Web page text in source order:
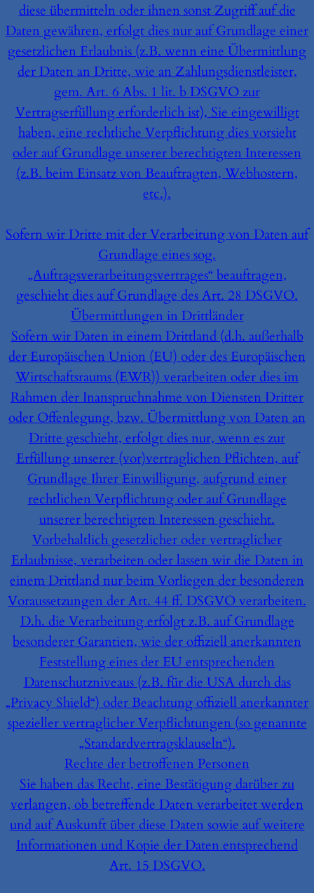
diese übermitteln oder ihnen sonst Zugriff auf die
Daten gewähren, erfolgt dies nur auf Grundlage einer
gesetzlichen Erlaubnis (z.B. wenn eine Übermittlung
der Daten an Dritte, wie an Zahlungsdienstleister,
gem. Art. 6 Abs. 1 lit. b DSGVO zur
Vertragserfüllung erforderlich ist), Sie eingewilligt
haben, eine rechtliche Verpflichtung dies vorsieht
oder auf Grundlage unserer berechtigten Interessen
(z.B. beim Einsatz von Beauftragten, Webhostern,
etc.).
Sofern wir Dritte mit der Verarbeitung von Daten auf
Grundlage eines sog.
„Auftragsverarbeitungsvertrages“ beauftragen,
geschieht dies auf Grundlage des Art. 28 DSGVO.
Übermittlungen in Drittländer
Sofern wir Daten in einem Drittland (d.h. außerhalb
der Europäischen Union (EU) oder des Europäischen
Wirtschaftsraums (EWR)) verarbeiten oder dies im
Rahmen der Inanspruchnahme von Diensten Dritter
oder Offenlegung, bzw. Übermittlung von Daten an
Dritte geschieht, erfolgt dies nur, wenn es zur
Erfüllung unserer (vor)vertraglichen Pflichten, auf
Grundlage Ihrer Einwilligung, aufgrund einer
rechtlichen Verpflichtung oder auf Grundlage
unserer berechtigten Interessen geschieht.
Vorbehaltlich gesetzlicher oder vertraglicher
Erlaubnisse, verarbeiten oder lassen wir die Daten in
einem Drittland nur beim Vorliegen der besonderen
Voraussetzungen der Art. 44 ff. DSGVO verarbeiten.
D.h. die Verarbeitung erfolgt z.B. auf Grundlage
besonderer Garantien, wie der offiziell anerkannten
Feststellung eines der EU entsprechenden
Datenschutzniveaus (z.B. für die USA durch das
„Privacy Shield“) oder Beachtung offiziell anerkannter
spezieller vertraglicher Verpflichtungen (so genannte
„Standardvertragsklauseln“).
Rechte der betroffenen Personen
Sie haben das Recht, eine Bestätigung darüber zu
verlangen, ob betreffende Daten verarbeitet werden
und auf Auskunft über diese Daten sowie auf weitere
Informationen und Kopie der Daten entsprechend
Art. 15 DSGVO.